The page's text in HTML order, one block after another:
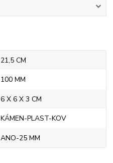
21,5 CM
100 MM
6 X 6 X 3 CM
KÁMEN-PLAST-KOV
ANO-25 MM